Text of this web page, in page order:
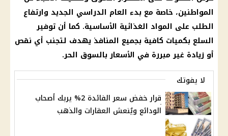
المواطنين، خاصة مع بدء العام الدراسي الجديد وارتفاع
الطلب على المواد الغذائية الأساسية. كما أن توفير
السلع بكميات كافية بجميع المنافذ يهدف لتجنب أي نقص
أو زيادة غير مبررة في الأسعار بالسوق الحر.
لا يفوتك
قرار خفض سعر الفائدة 2% يربك أصحاب
الودائع ويُنعش العقارات والذهب